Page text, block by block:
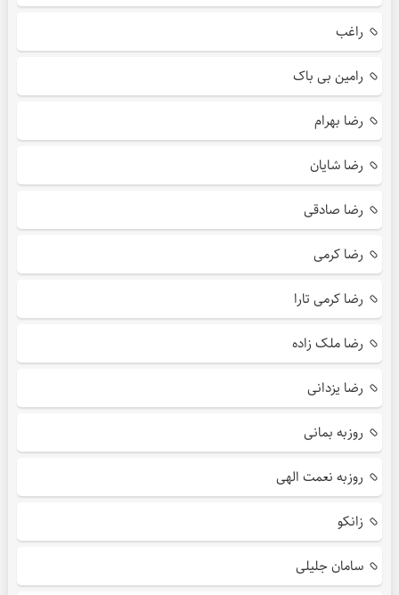
راغب
رامین بی باک
رضا بهرام
رضا شایان
رضا صادقی
رضا کرمی
رضا کرمی تارا
رضا ملک زاده
رضا یزدانی
روزبه بمانی
روزبه نعمت الهی
زانکو
سامان جلیلی